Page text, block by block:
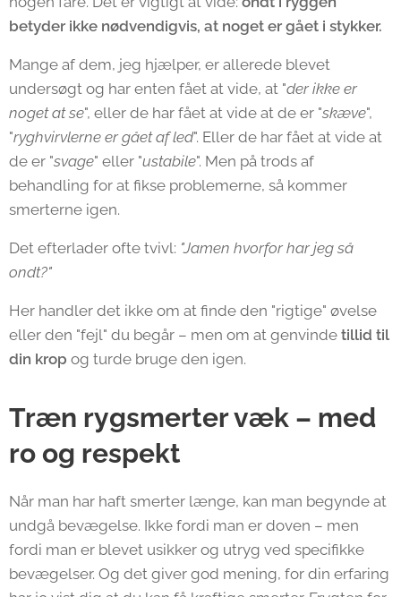
betyder ikke nødvendigvis, at noget er gået i stykker.
Mange af dem, jeg hjælper, er allerede blevet
undersøgt og har enten fået at vide, at "der ikke er
noget at se", eller de har fået at vide at de er "skæve",
"ryghvirvlerne er gået af led". Eller de har fået at vide at
de er "svage" eller "ustabile". Men på trods af
behandling for at fikse problemerne, så kommer
smerterne igen.
Det efterlader ofte tvivl: "Jamen hvorfor har jeg så
ondt?"
Her handler det ikke om at finde den "rigtige" øvelse
eller den "fejl" du begår – men om at genvinde tillid til
din krop og turde bruge den igen.
Træn rygsmerter væk – med
ro og respekt
Når man har haft smerter længe, kan man begynde at
undgå bevægelse. Ikke fordi man er doven – men
fordi man er blevet usikker og utryg ved specifikke
bevægelser. Og det giver god mening, for din erfaring